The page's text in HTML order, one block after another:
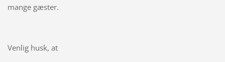
mange gæster.
Venlig husk, at